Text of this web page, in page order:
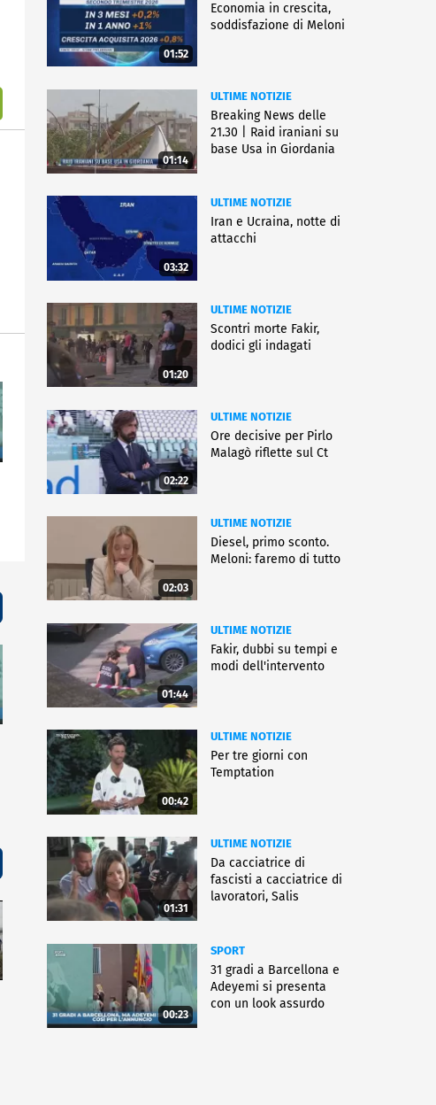
01:52
Economia in crescita,
soddisfazione di Meloni
01:14
ULTIME NOTIZIE
Breaking News delle
21.30 | Raid iraniani su
base Usa in Giordania
03:32
ULTIME NOTIZIE
Iran e Ucraina, notte di
attacchi
01:20
ULTIME NOTIZIE
Scontri morte Fakir,
dodici gli indagati
02:22
ULTIME NOTIZIE
Ore decisive per Pirlo
Malagò riflette sul Ct
02:03
ULTIME NOTIZIE
Diesel, primo sconto.
Meloni: faremo di tutto
01:44
ULTIME NOTIZIE
Fakir, dubbi su tempi e
modi dell'intervento
00:42
ULTIME NOTIZIE
Per tre giorni con
Temptation
01:31
ULTIME NOTIZIE
Da cacciatrice di
fascisti a cacciatrice di
lavoratori, Salis
00:23
SPORT
31 gradi a Barcellona e
Adeyemi si presenta
con un look assurdo